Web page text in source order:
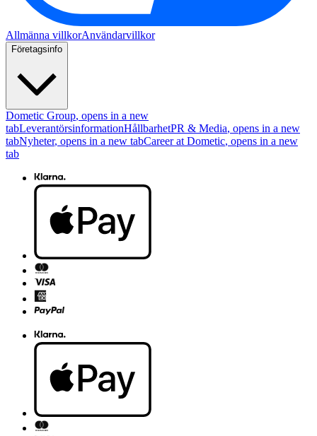
Allmänna villkorAnvändarvillkor
Företagsinfo
Dometic Group, opens in a new
tabLeverantörsinformationHållbarhetPR & Media, opens in a new
tabNyheter, opens in a new tabCareer at Dometic, opens in a new
tab